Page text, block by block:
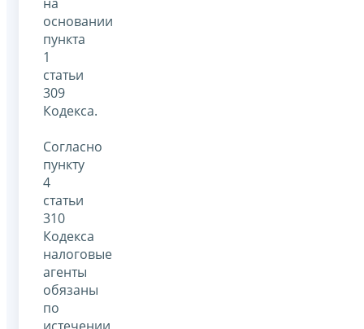
основании
пункта
1
статьи
309
Кодекса.
Согласно
пункту
4
статьи
310
Кодекса
налоговые
агенты
обязаны
по